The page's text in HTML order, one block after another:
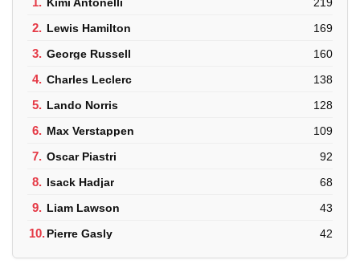
2. Lewis Hamilton 169
3. George Russell 160
4. Charles Leclerc 138
5. Lando Norris 128
6. Max Verstappen 109
7. Oscar Piastri 92
8. Isack Hadjar 68
9. Liam Lawson 43
10.Pierre Gasly 42